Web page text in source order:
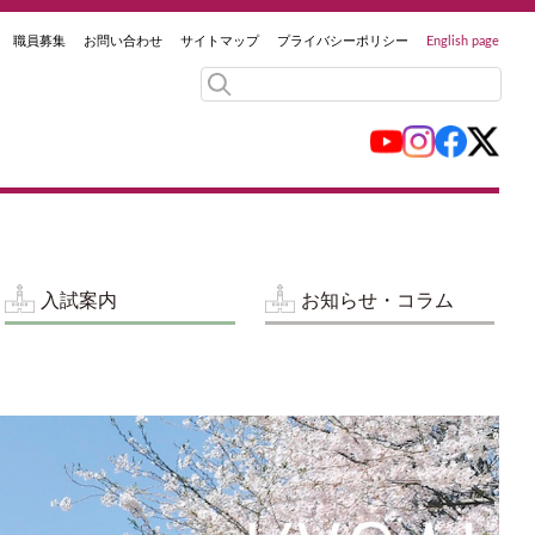
職員募集 お問い合わせ サイトマップ プライバシーポリシー English page
入試案内 お知らせ・コラム